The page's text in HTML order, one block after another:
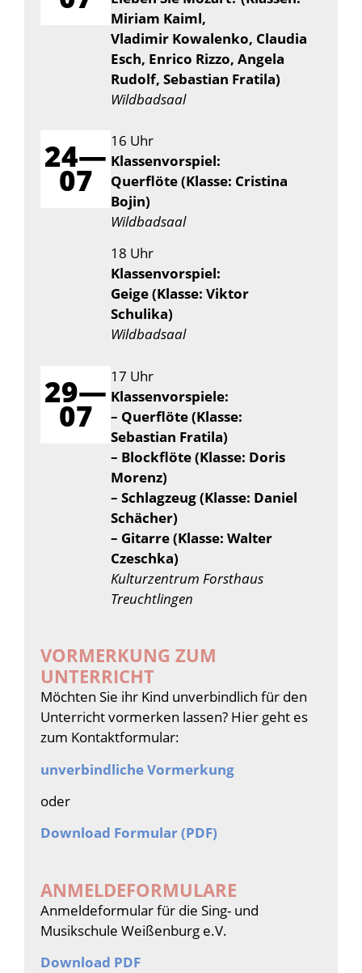
Miriam Kaiml,
Vladimir Kowalenko, Claudia
Esch, Enrico Rizzo, Angela
Rudolf, Sebastian Fratila)
Wildbadsaal
24—
07
16 Uhr
Klassenvorspiel:
Querflöte (Klasse: Cristina
Bojin)
Wildbadsaal
18 Uhr
Klassenvorspiel:
Geige (Klasse: Viktor
Schulika)
Wildbadsaal
29—
07
17 Uhr
Klassenvorspiele:
– Querflöte (Klasse:
Sebastian Fratila)
– Blockflöte (Klasse: Doris
Morenz)
– Schlagzeug (Klasse: Daniel
Schächer)
– Gitarre (Klasse: Walter
Czeschka)
Kulturzentrum Forsthaus
Treuchtlingen
VORMERKUNG ZUM
UNTERRICHT
Möchten Sie ihr Kind unverbindlich für den
Unterricht vormerken lassen? Hier geht es
zum Kontaktformular:
unverbindliche Vormerkung
oder
Download Formular (PDF)
ANMELDEFORMULARE
Anmeldeformular für die Sing- und
Musikschule Weißenburg e.V.
Download PDF